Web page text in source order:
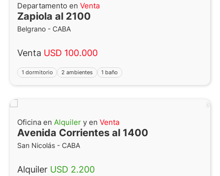
Departamento en Venta
Zapiola al 2100
Belgrano - CABA
Venta USD 100.000
1 dormitorio 2 ambientes 1 baño
Oficina en Alquiler y en Venta
Avenida Corrientes al 1400
San Nicolás - CABA
Alquiler USD 2.200